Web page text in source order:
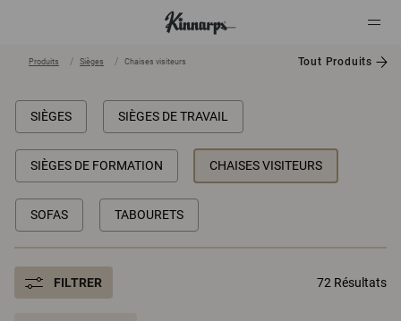
Produits Sièges Chaises visiteurs Tout Produits
SIÈGES SIÈGES DE TRAVAIL
SIÈGES DE FORMATION CHAISES VISITEURS
SOFAS TABOURETS
FILTRER 72 Résultats